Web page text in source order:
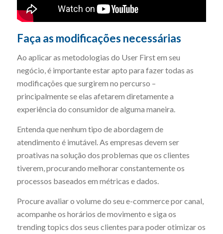
Faça as modificações necessárias
Ao aplicar as metodologias do User First em seu
negócio, é importante estar apto para fazer todas as
modificações que surgirem no percurso –
principalmente se elas afetarem diretamente a
experiência do consumidor de alguma maneira.
Entenda que nenhum tipo de abordagem de
atendimento é imutável. As empresas devem ser
proativas na solução dos problemas que os clientes
tiverem, procurando melhorar constantemente os
processos baseados em métricas e dados.
Procure avaliar o volume do seu e-commerce por canal,
acompanhe os horários de movimento e siga os
trending topics dos seus clientes para poder otimizar os